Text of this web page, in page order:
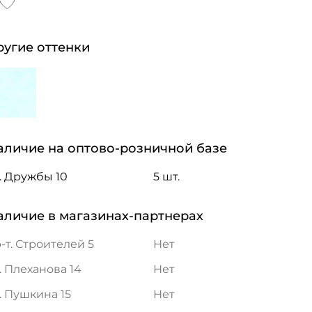
оттенки
на оптово-розничной базе
Дружбы 10 5 шт.
в магазинах-партнерах
т. Строителей 5
Нет
Плеханова 14
Нет
Пушкина 15
Нет